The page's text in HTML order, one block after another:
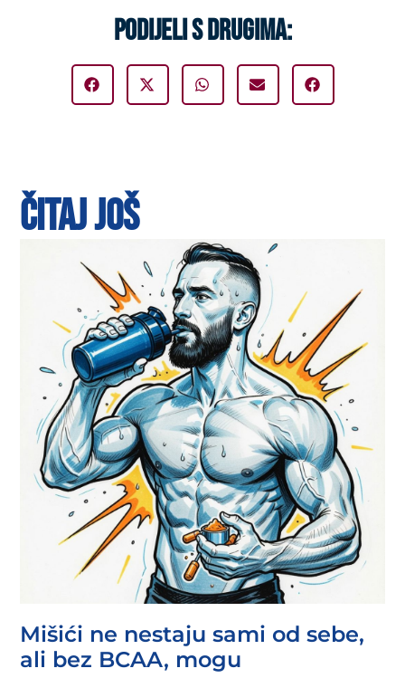
PODIJELI S DRUGIMA:
ČITAJ JOŠ
Mišići ne nestaju sami od sebe,
ali bez BCAA, mogu